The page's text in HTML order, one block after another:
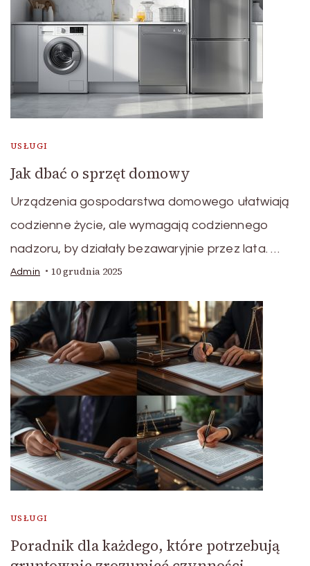
USŁUGI
Jak dbać o sprzęt domowy
Urządzenia gospodarstwa domowego ułatwiają
codzienne życie, ale wymagają codziennego
nadzoru, by działały bezawaryjnie przez lata. …
Admin 10 grudnia 2025
USŁUGI
Poradnik dla każdego, które potrzebują